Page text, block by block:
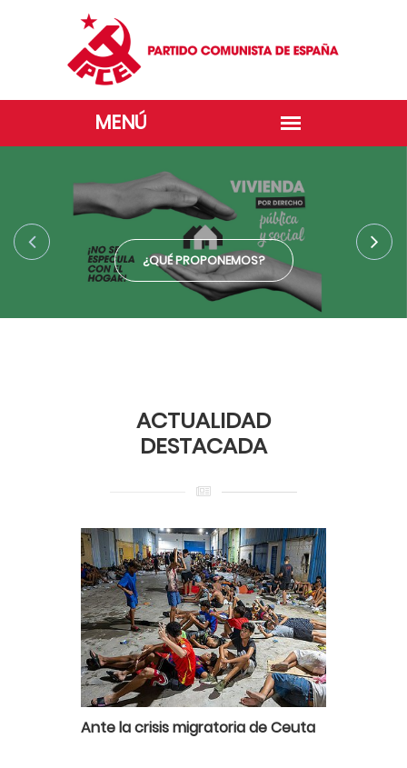
¿QUÉ PROPONEMOS?
ACTUALIDAD
DESTACADA
Ante la crisis migratoria de Ceuta